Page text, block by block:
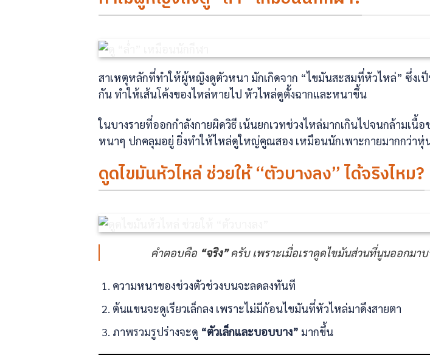
สาเหตุหลักที่ทำให้ผู้หญิงดูตัวหนา มักเกิดจาก “ไขมันสะสมที่หัวไหล่” ซึ่งเ
กัน ทำให้เส้นโค้งของไหล่หายไป หัวไหล่ดูตั้งฉากและหนาขึ้น
ในบางรายที่ออกกำลังกายผิดวิธี เน้นยกเวทช่วงไหล่มากเกินไปจนกล้ามเนื้
หนาๆ ปกคลุมอยู่ ยิ่งทำให้ไหล่ดูใหญ่คูณสอง เหมือนนักเพาะกายมากกว่า
ดูดไขมันหัวไหล่ ช่วยให้ “ตัวบางลง” ได้จริงไหม?
คำตอบคือ “จริง”ครับ เพราะเมื่อเราดูดไขมันส่วนที่นูนออกมา
ความหนาของช่วงตัวช่วงบนจะลดลงทันที
ต้นแขนจะดูเรียวเล็กลง เพราะไม่มีก้อนไขมันที่หัวไหล่มาดึงสายตา
ภาพรวมรูปร่างจะดู “ตัวเล็กและบอบบาง” มากขึ้น